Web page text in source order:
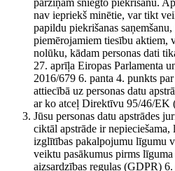
pārziņam sniegto piekrišanu.
nav iepriekš minētie, var tikt
papildu piekrišanas
piemērojamiem tiesību aktiem,
nolūku, kādam personas dati
27. aprīļa Eiropas Parlamenta
2016/679 6. panta 4. punkts
attiecībā uz personas datu
ar ko atceļ Direktīvu 95/46/EK
Jūsu personas datu apstrādes
ciktāl apstrāde ir
izglītības pakalpojumu līgumu
veiktu pasākumus pirms
aizsardzības regulas (GDPR)